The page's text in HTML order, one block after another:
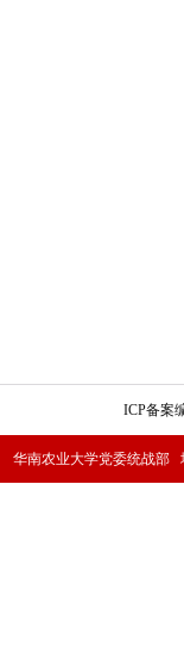
ICP备案
华南农业大学党委统战部